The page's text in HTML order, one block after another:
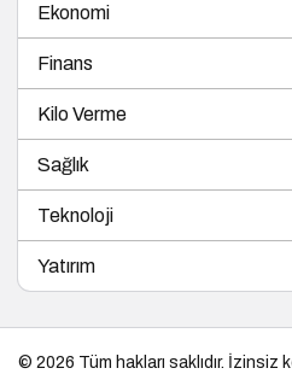
Ekonomi
Finans
Kilo Verme
Sağlık
Teknoloji
Yatırım
© 2026 Tüm hakları saklıdır. İzinsiz